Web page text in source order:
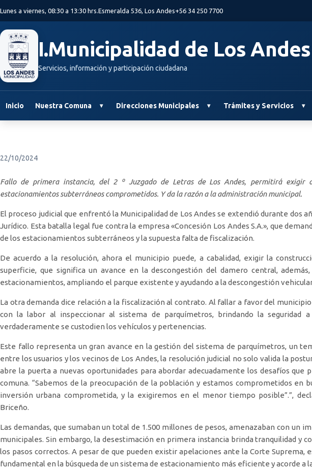
Lunes a viernes, 08:30 a 13:30 hrs.Esmeralda 536, Los Andes+56 34 250 7700
I.Municipalidad de Los Andes
Servicios, información y participación ciudadana
Inicio Nuestra Comuna Direcciones Municipales Trámites y Servicios
22/10/2024
Fallo de primera instancia, del 2 º Juzgado de Letras de Los Andes, permitirá exigir
estacionamientos subterráneos comprometidos. Y da la razón a la administración municipal.
El proceso judicial que enfrentó la Municipalidad de Los Andes se extendió durante dos
Jurídico. Esta batalla legal fue contra la empresa «Concesión Los Andes S.A.», que
de los estacionamientos subterráneos y la supuesta falta de fiscalización.
De acuerdo a la resolución, ahora el municipio puede, a cabalidad, exigir la
superficie, que significa un avance en la descongestión del damero central,
estacionamientos, ampliando el parque existente y ayudando a la descongestión
La otra demanda dice relación a la fiscalización al contrato. Al fallar a favor del
con la labor al inspeccionar al sistema de parquímetros, brindando la seguridad
verdaderamente se custodien los vehículos y pertenencias.
Este fallo representa un gran avance en la gestión del sistema de parquímetros, un
entre los usuarios y los vecinos de Los Andes, la resolución judicial no solo valida la
abre la puerta a nuevas oportunidades para abordar adecuadamente los desafíos que
comuna. “Sabemos de la preocupación de la población y estamos comprometidos en
inversión urbana comprometida, y la exigiremos en el menor tiempo posible”.”,
Briceño.
Las demandas, que sumaban un total de 1.500 millones de pesos, amenazaban con un
municipales. Sin embargo, la desestimación en primera instancia brinda tranquilidad y
los pasos correctos. A pesar de que pueden existir apelaciones ante la Corte Suprema,
fundamental en la búsqueda de un sistema de estacionamiento más eficiente y acorde a